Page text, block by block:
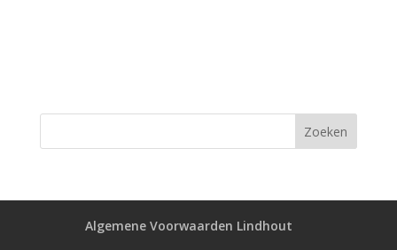
Algemene Voorwaarden Lindhout